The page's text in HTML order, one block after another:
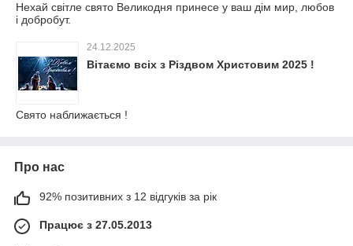
Нехай світле свято Великодня принесе у ваш дім мир, любов
і добробут.
24.12.2025
Вітаємо всіх з Різдвом Христовим 2025 !
Свято наближається !
Про нас
92% позитивних з 12 відгуків за рік
Працює з 27.05.2013